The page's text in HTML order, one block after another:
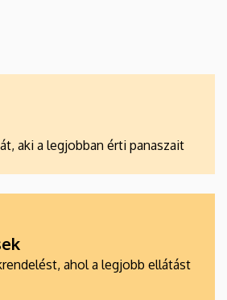
aki a legjobban érti panaszait
ahol a legjobb ellátást